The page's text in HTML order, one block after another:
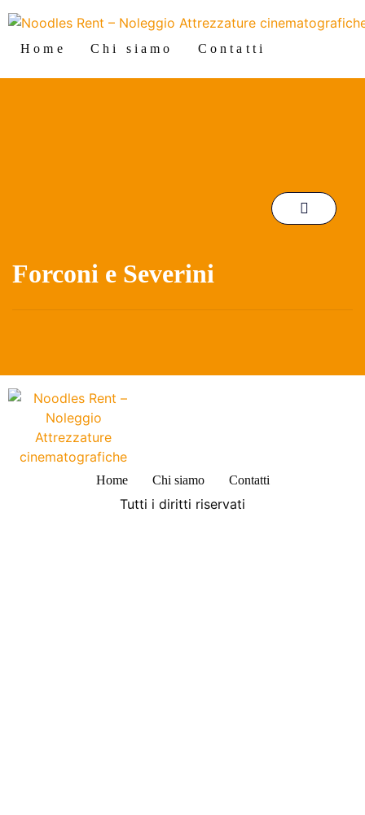
Home Chi siamo Contatti
Forconi e Severini
Home Chi siamo Contatti
Tutti i diritti riservati